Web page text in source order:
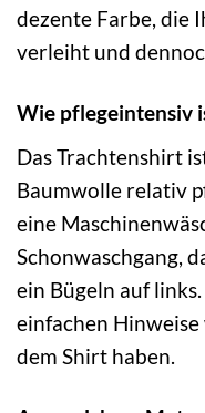
dezente Farbe, die
verleiht und
Wie pflegeintensiv
Das Trachtenshirt
Baumwolle relativ
eine
Schonwaschgang,
ein Bügeln auf
einfachen Hinweise
dem Shirt haben.